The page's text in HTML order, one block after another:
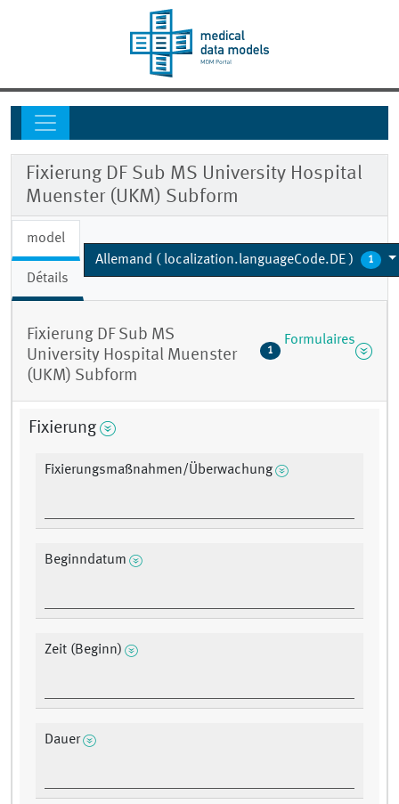
Fixierung DF Sub MS University Hospital
Muenster (UKM) Subform
model
Détails
Allemand ( localization.languageCode.DE ) 1
Fixierung DF Sub MS
University Hospital Muenster
(UKM) Subform
1
Formulaires
Fixierung
Fixierungsmaßnahmen/Überwachung
Beginndatum
Zeit (Beginn)
Dauer